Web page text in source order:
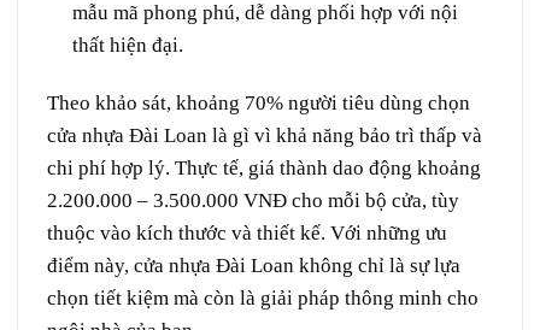
mẫu mã phong phú, dễ dàng phối hợp với nội
thất hiện đại.
Theo khảo sát, khoảng 70% người tiêu dùng chọn
cửa nhựa Đài Loan là gì vì khả năng bảo trì thấp và
chi phí hợp lý. Thực tế, giá thành dao động khoảng
2.200.000 – 3.500.000 VNĐ cho mỗi bộ cửa, tùy
thuộc vào kích thước và thiết kế. Với những ưu
điểm này, cửa nhựa Đài Loan không chỉ là sự lựa
chọn tiết kiệm mà còn là giải pháp thông minh cho